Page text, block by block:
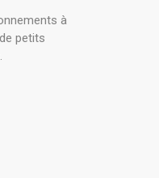
à
petits